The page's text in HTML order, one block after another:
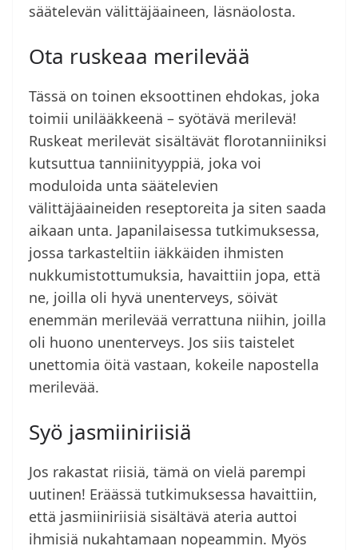
säätelevän välittäjäaineen, läsnäolosta.
Ota ruskeaa merilevää
Tässä on toinen eksoottinen ehdokas, joka
toimii unilääkkeenä – syötävä merilevä!
Ruskeat merilevät sisältävät florotanniiniksi
kutsuttua tanniinityyppiä, joka voi
moduloida unta säätelevien
välittäjäaineiden reseptoreita ja siten saada
aikaan unta. Japanilaisessa tutkimuksessa,
jossa tarkasteltiin iäkkäiden ihmisten
nukkumistottumuksia, havaittiin jopa, että
ne, joilla oli hyvä unenterveys, söivät
enemmän merilevää verrattuna niihin, joilla
oli huono unenterveys. Jos siis taistelet
unettomia öitä vastaan, kokeile napostella
merilevää.
Syö jasmiiniriisiä
Jos rakastat riisiä, tämä on vielä parempi
uutinen! Eräässä tutkimuksessa havaittiin,
että jasmiiniriisiä sisältävä ateria auttoi
ihmisiä nukahtamaan nopeammin. Myös